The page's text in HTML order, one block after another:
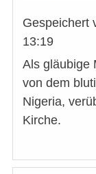
Gespeichert
13:19
Als gläubige
von dem
Nigeria,
Kirche.